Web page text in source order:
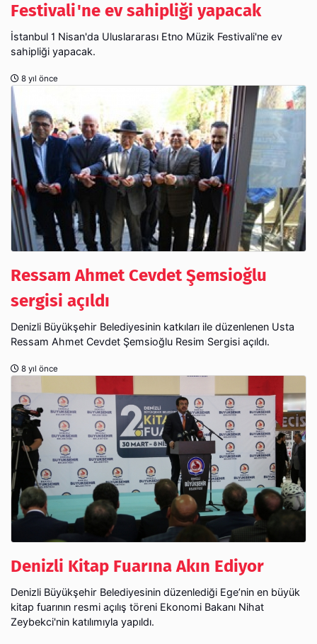
Festivali'ne ev sahipliği yapacak
İstanbul 1 Nisan'da Uluslararası Etno Müzik Festivali'ne ev
sahipliği yapacak.
8 yıl önce
Ressam Ahmet Cevdet Şemsioğlu
sergisi açıldı
Denizli Büyükşehir Belediyesinin katkıları ile düzenlenen Usta
Ressam Ahmet Cevdet Şemsioğlu Resim Sergisi açıldı.
8 yıl önce
Denizli Kitap Fuarına Akın Ediyor
Denizli Büyükşehir Belediyesinin düzenlediği Ege’nin en büyük
kitap fuarının resmi açılış töreni Ekonomi Bakanı Nihat
Zeybekci'nin katılımıyla yapıldı.